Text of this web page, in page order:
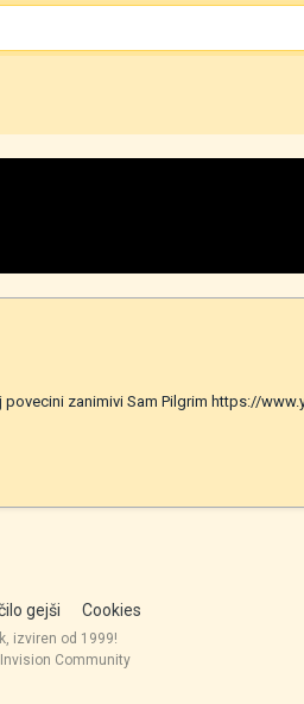
zanimivi Sam Pilgrim https://
gejši Cookies
izviren od 1999!
Invision Community